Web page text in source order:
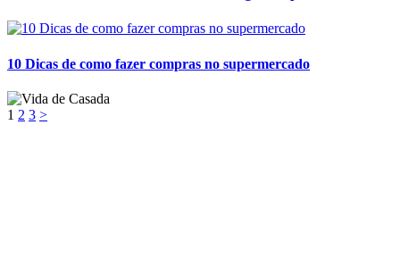
10 Dicas de como fazer compras no supermercado
1 2 3 >